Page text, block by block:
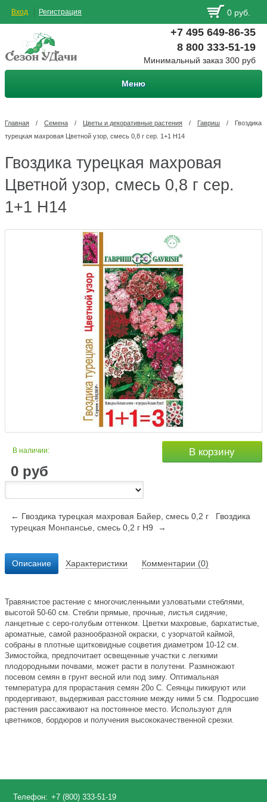
Вход Регистрация 0 руб.
+7 495 649-86-35
8 800 333-51-19
Минимальный заказ 300 руб
Меню
Главная / Семена / Цветы и декоративные растения / Гавриш /
Гвоздика
турецкая махровая Цветной узор, смесь 0,8 г сер. 1+1 Н14
Гвоздика турецкая махровая
Цветной узор, смесь 0,8 г сер.
1+1 Н14
В наличии:
0 руб
В корзину
← Гвоздика турецкая махровая Байер, смесь 0,2 г
Гвоздика
турецкая Монпансье, смесь 0,2 г Н9 →
Описание Характеристики Комментарии (0)
Травянистое растение с многочисленными узловатыми стеблями,
высотой 50-60 см. Стебли прямые, прочные, листья сидячие,
ланцетные с серо-голубым оттенком. Цветки махровые, бархатистые,
ароматные, самой разнообразной окраски, с узорчатой каймой,
собраны в плотные щитковидные соцветия диаметром 10-12 см.
Зимостойка, предпочитает освещенные участки с легкими
плодородными почвами, может расти в полутени. Размножают
посевом семян в грунт весной или под зиму. Оптимальная
температура для прорастания семян 20о С. Сеянцы пикируют или
продергивают, выдерживая расстояние между ними 5 см. Подросшие
растения рассаживают на постоянное место. Используют для
цветников, бордюров и получения высококачественной срезки.
Телефон: +7 (800) 333-51-19